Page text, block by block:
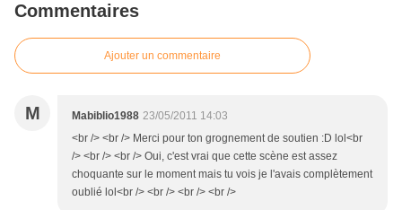
Commentaires
Ajouter un commentaire
M Mabiblio1988 23/05/2011 14:03
<br /> <br /> Merci pour ton grognement de soutien :D lol<br
/> <br /> <br /> Oui, c'est vrai que cette scène est assez
choquante sur le moment mais tu vois je l'avais complètement
oublié lol<br /> <br /> <br /> <br />